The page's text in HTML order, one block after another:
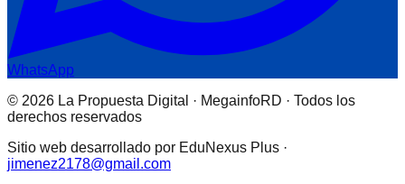
WhatsApp
© 2026 La Propuesta Digital · MegainfoRD · Todos los
derechos reservados
Sitio web desarrollado por EduNexus Plus ·
jimenez2178@gmail.com